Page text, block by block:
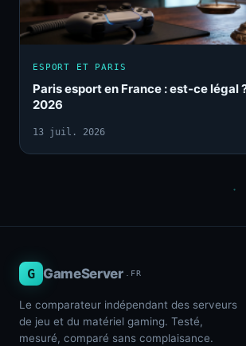
ESPORT ET PARIS
Paris esport en France : est-ce légal
2026
13 juil. 2026
G GameServer .FR
Le comparateur indépendant des serveurs
de jeu et du matériel gaming. Testé,
mesuré, comparé sans complaisance.